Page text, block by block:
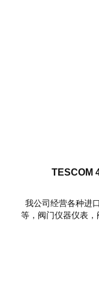
TESCOM
我公司经营各种进
等，阀门仪器仪表